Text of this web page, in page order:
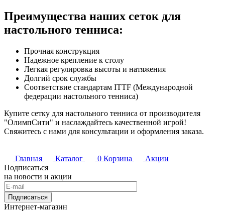
Преимущества наших сеток для
настольного тенниса:
Прочная конструкция
Надежное крепление к столу
Легкая регулировка высоты и натяжения
Долгий срок службы
Соответствие стандартам ITTF (Международной
федерации настольного тенниса)
Купите сетку для настольного тенниса от производителя
"ОлимпСити" и наслаждайтесь качественной игрой!
Свяжитесь с нами для консультации и оформления заказа.
Главная Каталог 0 Корзина
Акции
Подписаться
на новости и акции
Подписаться
Интернет-магазин